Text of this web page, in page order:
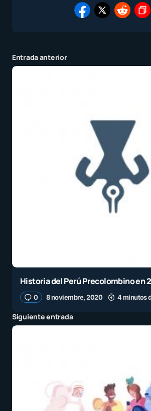
Entrada anterior
Historia del Perú Precolombino en
0 8 noviembre, 2020 4 minutos
Siguiente entrada